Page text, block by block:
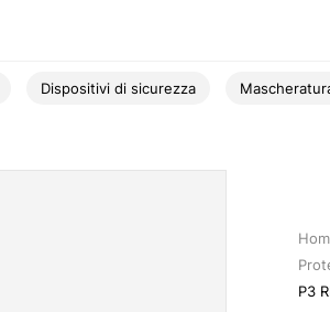
Dispositivi di sicurezza
P3